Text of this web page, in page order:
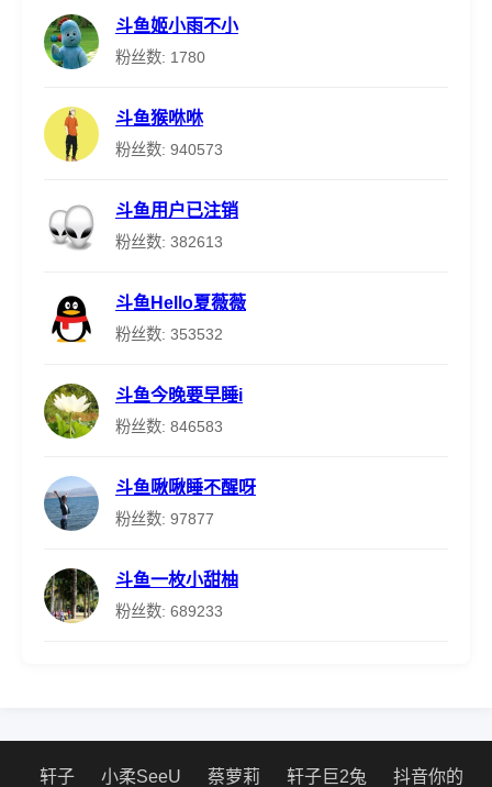
斗鱼姬小雨不小
粉丝数: 1780
斗鱼猴咻咻
粉丝数: 940573
斗鱼用户已注销
粉丝数: 382613
斗鱼Hello夏薇薇
粉丝数: 353532
斗鱼今晚要早睡i
粉丝数: 846583
斗鱼啾啾睡不醒呀
粉丝数: 97877
斗鱼一枚小甜柚
粉丝数: 689233
轩子 小柔SeeU 蔡萝莉 轩子巨2兔 抖音你的